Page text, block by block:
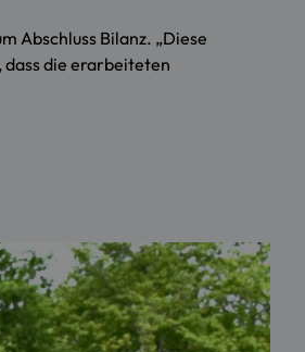
Abschluss Bilanz. „Diese
dass die erarbeiteten